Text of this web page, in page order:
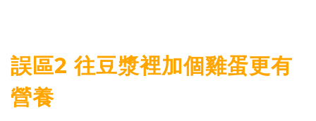
誤區2 往豆漿裡加個雞蛋更有
營養